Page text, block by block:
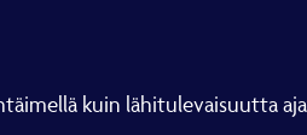
kuin lähitulevaisuutta